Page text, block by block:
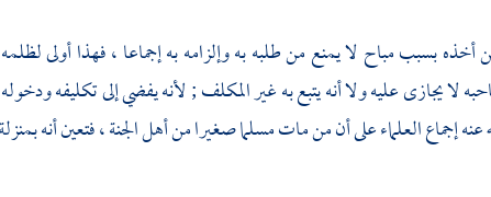
أخذه بسبب مباح لا يمنع من طلبه به وإلزامه به إجماعا ، فهذا أولى
لا يجازى عليه ولا أنه يتبع به غير المكلف ; لأنه يفضي إلى تكليفه
عنه إجماع العلماء على أن من مات مسلما صغيرا من أهل الجنة ، فتعين أنه